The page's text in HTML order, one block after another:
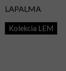
LAPALMA
Kolekcia LEM